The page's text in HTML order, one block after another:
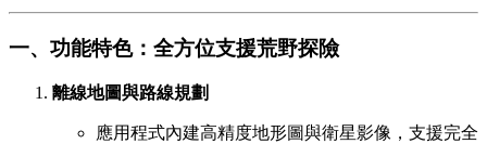
一、功能特色：全方位支援荒野探險
離線地圖與路線規劃
應用程式內建高精度地形圖與衛星影像，支援完全